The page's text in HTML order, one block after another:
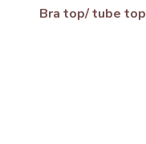
Bra top/ tube top